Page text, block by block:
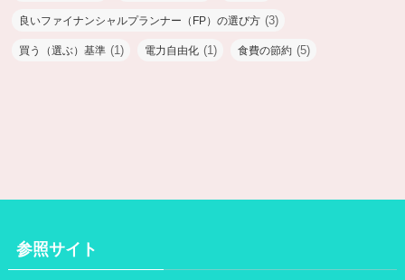
良いファイナンシャルプランナー（FP）の選び方 (3)
買う（選ぶ）基準 (1) 電力自由化 (1) 食費の節約 (5)
参照サイト